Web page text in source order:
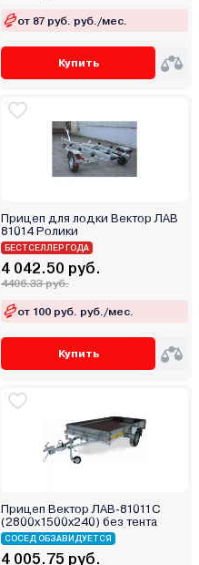
от 87 руб. руб./мес.
Купить
Прицеп для лодки Вектор ЛАВ
81014 Ролики
БЕСТСЕЛЛЕР ГОДА
4 042.50 руб.
4406.33 руб.
от 100 руб. руб./мес.
Купить
Прицеп Вектор ЛАВ-81011С
(2800x1500x240) без тента
СОСЕД ОБЗАВИДУЕТСЯ
4 005.75 руб.